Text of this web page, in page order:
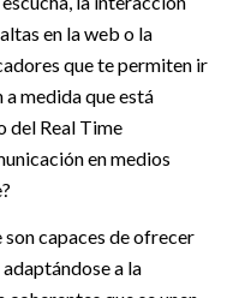
en la web o la
que te permiten ir
medida que está
del Real Time
en medios
capaces de ofrecer
a la